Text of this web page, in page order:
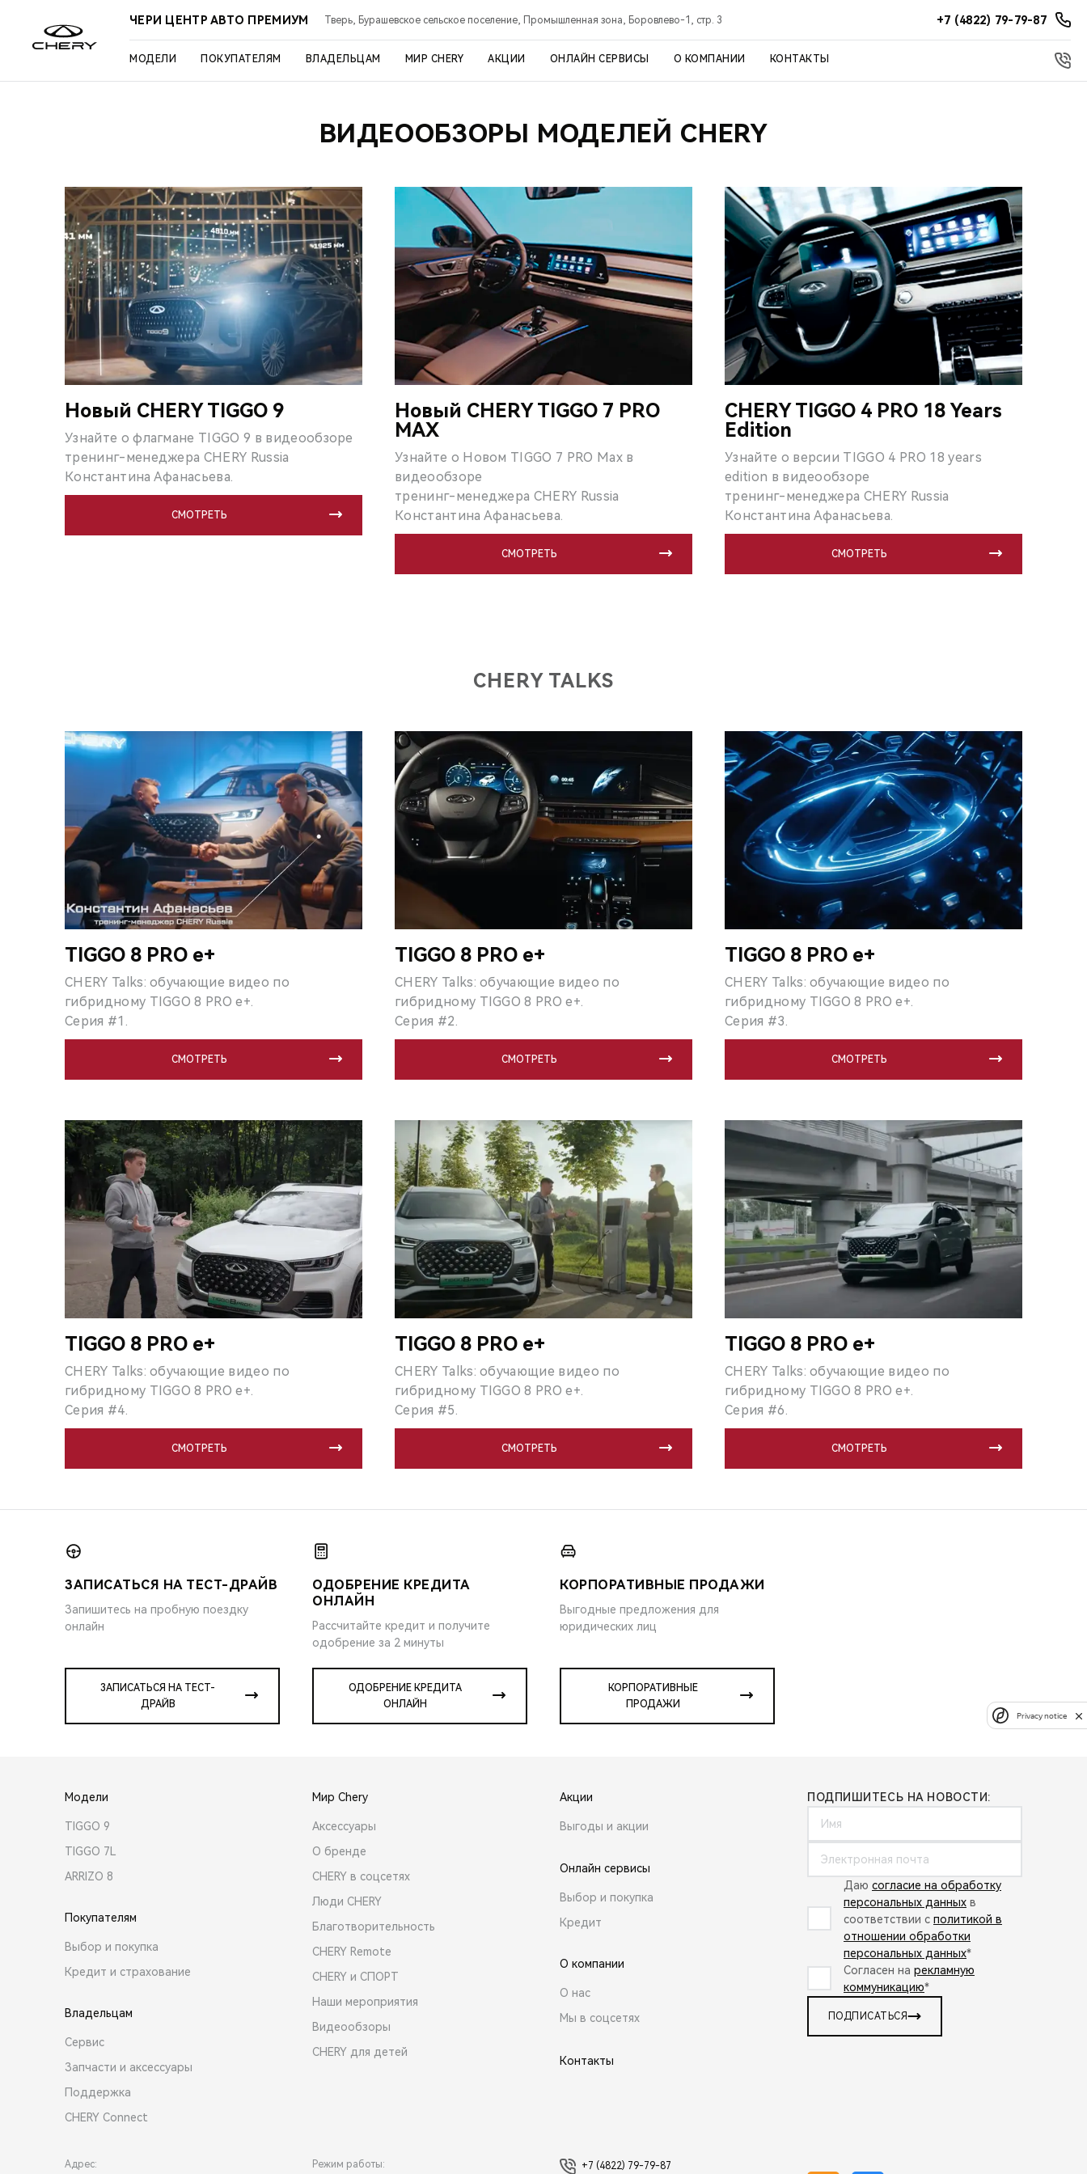
ЧЕРИ ЦЕНТР АВТО ПРЕМИУМ Тверь, Бурашевское сельское поселение, Промышленная зона, Боровлево-1, стр. 3 +7 (4822) 79-79-87
МОДЕЛИ ПОКУПАТЕЛЯМ ВЛАДЕЛЬЦАМ МИР CHERY АКЦИИ ОНЛАЙН СЕРВИСЫ О КОМПАНИИ КОНТАКТЫ
ВИДЕООБЗОРЫ МОДЕЛЕЙ CHERY
Новый CHERY TIGGO 9
Узнайте о флагмане TIGGO 9 в видеообзоре
тренинг-менеджера CHERY Russia
Константина Афанасьева.
СМОТРЕТЬ
Новый CHERY TIGGO 7 PRO
MAX
Узнайте о Новом TIGGO 7 PRO Max в
видеообзоре
тренинг-менеджера CHERY Russia
Константина Афанасьева.
СМОТРЕТЬ
CHERY TIGGO 4 PRO 18 Years
Edition
Узнайте о версии TIGGO 4 PRO 18 years
edition в видеообзоре
тренинг-менеджера CHERY Russia
Константина Афанасьева.
СМОТРЕТЬ
CHERY TALKS
TIGGO 8 PRO e+
CHERY Talks: обучающие видео по
гибридному TIGGO 8 PRO e+.
Серия #1.
СМОТРЕТЬ
TIGGO 8 PRO e+
CHERY Talks: обучающие видео по
гибридному TIGGO 8 PRO e+.
Серия #2.
СМОТРЕТЬ
TIGGO 8 PRO e+
CHERY Talks: обучающие видео по
гибридному TIGGO 8 PRO e+.
Серия #3.
СМОТРЕТЬ
TIGGO 8 PRO e+
CHERY Talks: обучающие видео по
гибридному TIGGO 8 PRO e+.
Серия #4.
СМОТРЕТЬ
TIGGO 8 PRO e+
CHERY Talks: обучающие видео по
гибридному TIGGO 8 PRO e+.
Серия #5.
СМОТРЕТЬ
TIGGO 8 PRO e+
CHERY Talks: обучающие видео по
гибридному TIGGO 8 PRO e+.
Серия #6.
СМОТРЕТЬ
ЗАПИСАТЬСЯ НА ТЕСТ-ДРАЙВ
Запишитесь на пробную поездку
онлайн
ЗАПИСАТЬСЯ НА ТЕСТ-
ДРАЙВ
ОДОБРЕНИЕ КРЕДИТА
ОНЛАЙН
Рассчитайте кредит и получите
одобрение за 2 минуты
ОДОБРЕНИЕ КРЕДИТА
ОНЛАЙН
КОРПОРАТИВНЫЕ ПРОДАЖИ
Выгодные предложения для
юридических лиц
КОРПОРАТИВНЫЕ
ПРОДАЖИ
Модели
TIGGO 9
TIGGO 7L
ARRIZO 8
Покупателям
Выбор и покупка
Кредит и страхование
Владельцам
Сервис
Запчасти и аксессуары
Поддержка
CHERY Connect
Мир Chery
Аксессуары
О бренде
CHERY в соцсетях
Люди CHERY
Благотворительность
CHERY Remote
CHERY и СПОРТ
Наши мероприятия
Видеообзоры
CHERY для детей
Акции
Выгоды и акции
Онлайн сервисы
Выбор и покупка
Кредит
О компании
О нас
Мы в соцсетях
Контакты
ПОДПИШИТЕСЬ НА НОВОСТИ:
Даю согласие на обработку
персональных данных в
соответствии с политикой в
отношении обработки
персональных данных*
Согласен на рекламную
коммуникацию*
ПОДПИСАТЬСЯ
Адрес: Режим работы: +7 (4822) 79-79-87
Privacy notice